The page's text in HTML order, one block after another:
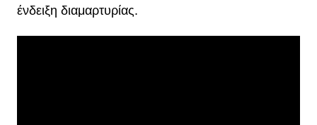
ένδειξη διαμαρτυρίας.